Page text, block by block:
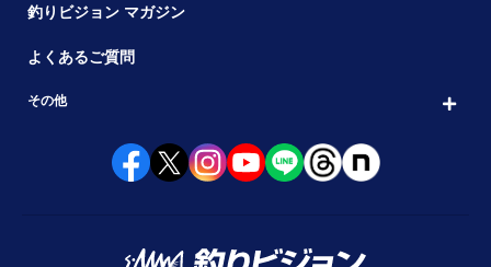
釣りビジョン マガジン
よくあるご質問
その他